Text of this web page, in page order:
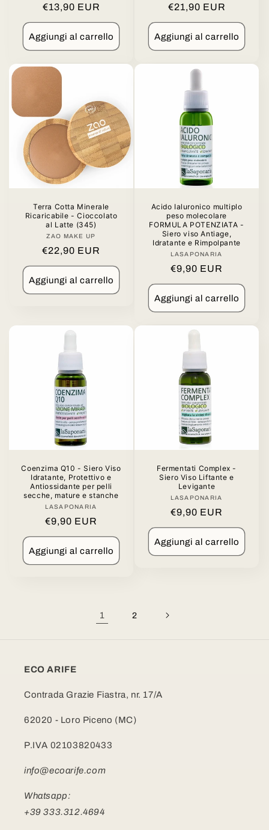
Prezzo
di
listino
€13,90 EUR
Aggiungi al carrello
Prezzo
di
listino
€21,90 EUR
Aggiungi al carrello
Terra Cotta Minerale
Ricaricabile - Cioccolato
al Latte (345)
Produttore:
ZAO MAKE UP
Prezzo
di
listino
€22,90 EUR
Aggiungi al carrello
Acido Ialuronico multiplo
peso molecolare
FORMULA POTENZIATA -
Siero viso Antiage,
Idratante e Rimpolpante
Produttore:
LASAPONARIA
Prezzo
di
listino
€9,90 EUR
Aggiungi al carrello
Coenzima Q10 - Siero Viso
Idratante, Protettivo e
Antiossidante per pelli
secche, mature e stanche
Produttore:
LASAPONARIA
Prezzo
di
listino
€9,90 EUR
Aggiungi al carrello
Fermentati Complex -
Siero Viso Liftante e
Levigante
Produttore:
LASAPONARIA
Prezzo
di
listino
€9,90 EUR
Aggiungi al carrello
1 2
ECO ARIFE
Contrada Grazie Fiastra, nr. 17/A
62020 - Loro Piceno (MC)
P.IVA 02103820433
info@ecoarife.com
Whatsapp:
+39 333.312.4694